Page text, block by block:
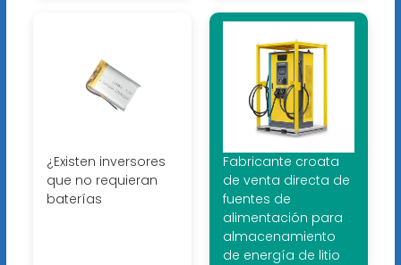
¿Existen inversores
que no requieran
baterías
Fabricante croata
de venta directa de
fuentes de
alimentación para
almacenamiento
de energía de litio